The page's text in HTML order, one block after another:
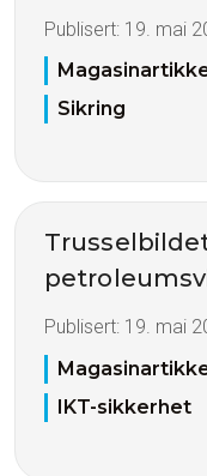
Publisert: 19. mai
Sikring
Publisert: 19. mai
IKT-sikkerhet